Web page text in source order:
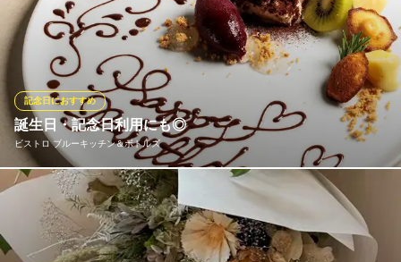
素材と真摯に向き合い、クラシカルな調理法で旬な食材をふんだ
んに使用したイノベーティブなフルコースを１コーススタイル
で。
ブルーキッチン 堺筋本町店
インボイス対応
大阪メトロ中央線堺筋本町駅 徒歩8分
大阪府大阪市中央区大手通3-3-3 日宝東本町ビル1F
誕生日・記念日利用にも◎
ビストロ ブルーキッチン＆ボトルズ
記念日におすすめ
大切な人との、誕生日・記念日でのご利用もオススメです。とっ
ておきの素敵な時間をぜひ、当店でお過ごしください。コース料
理はもちろんのこと、アラカルトメニューも充実しております。
皆さまのご予約・ご来店お待ちしております。